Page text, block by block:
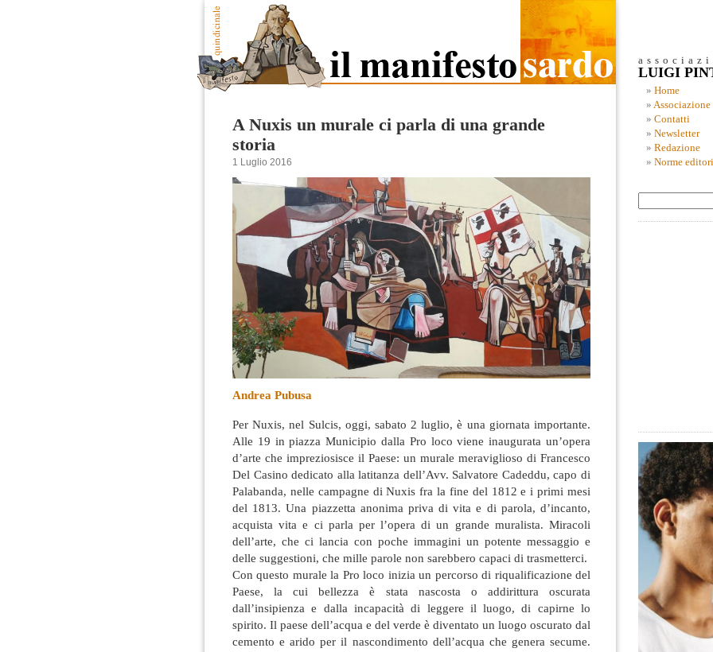
A Nuxis un murale ci parla di una grande
storia
1 Luglio 2016
Andrea Pubusa
Per Nuxis, nel Sulcis, oggi, sabato 2 luglio, è una giornata importante.
Alle 19 in piazza Municipio dalla Pro loco viene inaugurata un’opera
d’arte che impreziosisce il Paese: un murale meraviglioso di Francesco
Del Casino dedicato alla latitanza dell’Avv. Salvatore Cadeddu, capo di
Palabanda, nelle campagne di Nuxis fra la fine del 1812 e i primi mesi
del 1813. Una piazzetta anonima priva di vita e di parola, d’incanto,
acquista vita e ci parla per l’opera di un grande muralista. Miracoli
dell’arte, che ci lancia con poche immagini un potente messaggio e
delle suggestioni, che mille parole non sarebbero capaci di trasmetterci.
Con questo murale la Pro loco inizia un percorso di riqualificazione del
Paese, la cui bellezza è stata nascosta o addirittura oscurata
dall’insipienza e dalla incapacità di leggere il luogo, di capirne lo
spirito. Il paese dell’acqua e del verde è diventato un luogo oscurato dal
cemento e arido per il nascondimento dell’acqua che genera secume.
LUIGI
Home
Associazione
Contatti
Newsletter
Redazione
Norme